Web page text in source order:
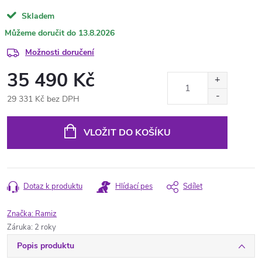
Skladem
13.8.2026
Možnosti doručení
35 490 Kč
29 331 Kč bez DPH
VLOŽIT DO KOŠÍKU
Dotaz k produktu Hlídací pes Sdílet
Značka: Ramiz
Záruka: 2 roky
Popis produktu